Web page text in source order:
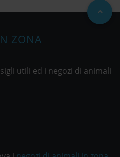
ZONA
utili ed i negozi di animali